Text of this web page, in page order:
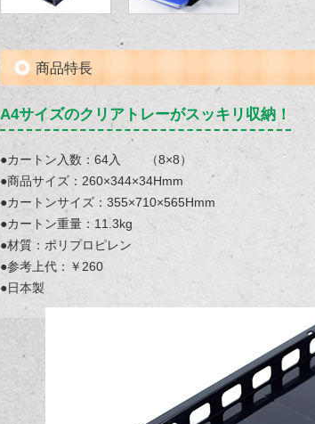
商品特長
A4サイズのクリアトレーがスッキリ収納！
●カートン入数：64入 （8×8）
●商品サイズ：260×344×34Hmm
●カートンサイズ：355×710×565Hmm
●カートン重量：11.3kg
●材質：ポリプロピレン
●参考上代：￥260
●日本製